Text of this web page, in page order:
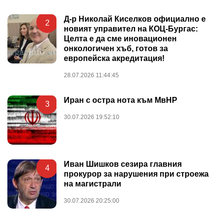
2
Д-р Николай Киселков официално е
новият управител на КОЦ-Бургас:
Целта е да сме иновационен
онкологичен хъб, готов за
европейска акредитация!
28.07.2026 11:44:45
3 Иран с остра нота към МвНР
30.07.2026 19:52:10
4
Иван Шишков сезира главния
прокурор за нарушения при строежа
на магистрали
30.07.2026 20:25:00